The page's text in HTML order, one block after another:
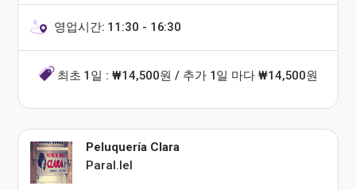
영업시간: 11:30 - 16:30
최초 1일 : ₩14,500원 / 추가 1일 마다 ₩14,500원
Peluquería Clara
Paral.lel